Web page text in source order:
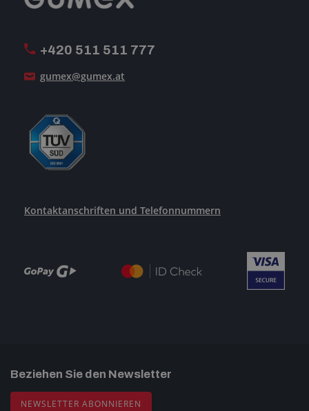
+420 511 511 777
gumex@gumex.at
Kontaktanschriften und Telefonnummern
Beziehen Sie den Newsletter
NEWSLETTER ABONNIEREN